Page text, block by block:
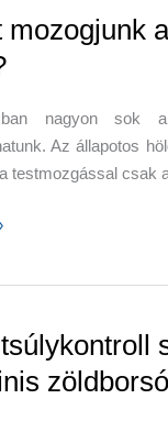
mozogjunk
nagyon sok
Az állapotos
testmozgással csak